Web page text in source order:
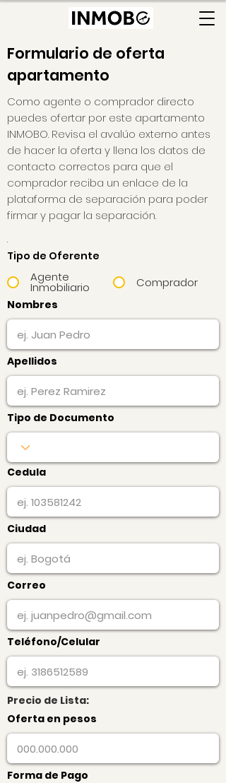
Formulario de oferta
apartamento
Como agente o comprador directo
puedes ofertar por este apartamento
INMOBO. Revisa el avalúo externo antes
de hacer la oferta y llena los datos de
contacto correctos para que el
comprador reciba un enlace de la
plataforma de separación para poder
firmar y pagar la separación.
.
Tipo de Oferente
Agente
Inmobiliario Comprador
Nombres
Apellidos
Tipo de Documento
Cedula
Ciudad
Correo
Teléfono/Celular
Precio de Lista:
Oferta en pesos
Forma de Pago